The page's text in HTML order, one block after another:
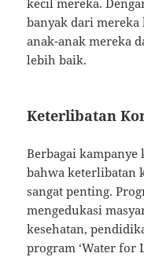
kecil mereka.
banyak dari
anak-anak mereka
lebih baik.
Keterlibatan
Berbagai
bahwa keterlibatan
sangat penting.
mengedukasi
kesehatan,
program ‘Water for